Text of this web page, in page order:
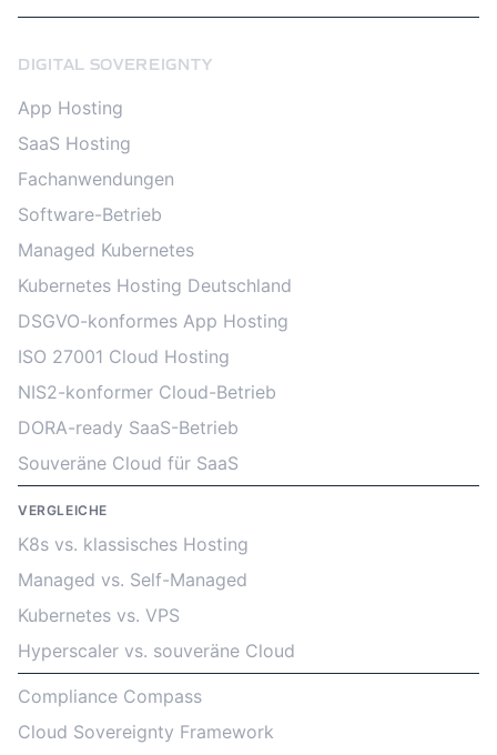
DIGITAL SOVEREIGNTY
App Hosting
SaaS Hosting
Fachanwendungen
Software-Betrieb
Managed Kubernetes
Kubernetes Hosting Deutschland
DSGVO-konformes App Hosting
ISO 27001 Cloud Hosting
NIS2-konformer Cloud-Betrieb
DORA-ready SaaS-Betrieb
Souveräne Cloud für SaaS
VERGLEICHE
K8s vs. klassisches Hosting
Managed vs. Self-Managed
Kubernetes vs. VPS
Hyperscaler vs. souveräne Cloud
Compliance Compass
Cloud Sovereignty Framework